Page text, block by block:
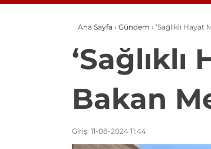
Ana Sayfa › Gündem › ‘Sağlıklı
Bakan
Giriş: 11-08-2024 11:44